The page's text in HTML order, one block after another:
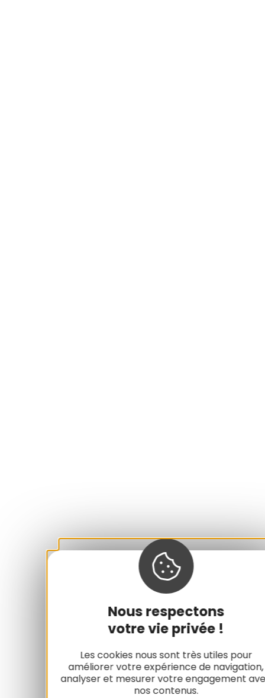
Nous respectons
votre vie privée !
Les cookies nous sont très utiles pour
améliorer votre expérience de navigation,
analyser et mesurer votre engagement
nos contenus.